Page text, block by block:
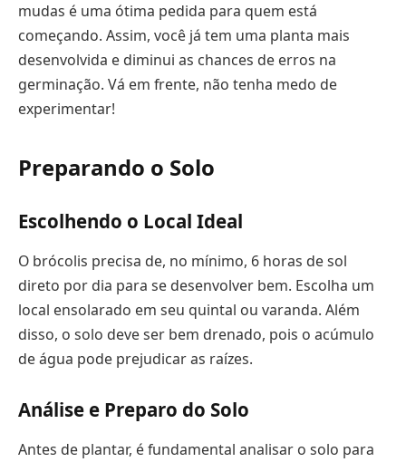
mudas é uma ótima pedida para quem está
começando. Assim, você já tem uma planta mais
desenvolvida e diminui as chances de erros na
germinação. Vá em frente, não tenha medo de
experimentar!
Preparando o Solo
Escolhendo o Local Ideal
O brócolis precisa de, no mínimo, 6 horas de sol
direto por dia para se desenvolver bem. Escolha um
local ensolarado em seu quintal ou varanda. Além
disso, o solo deve ser bem drenado, pois o acúmulo
de água pode prejudicar as raízes.
Análise e Preparo do Solo
Antes de plantar, é fundamental analisar o solo para